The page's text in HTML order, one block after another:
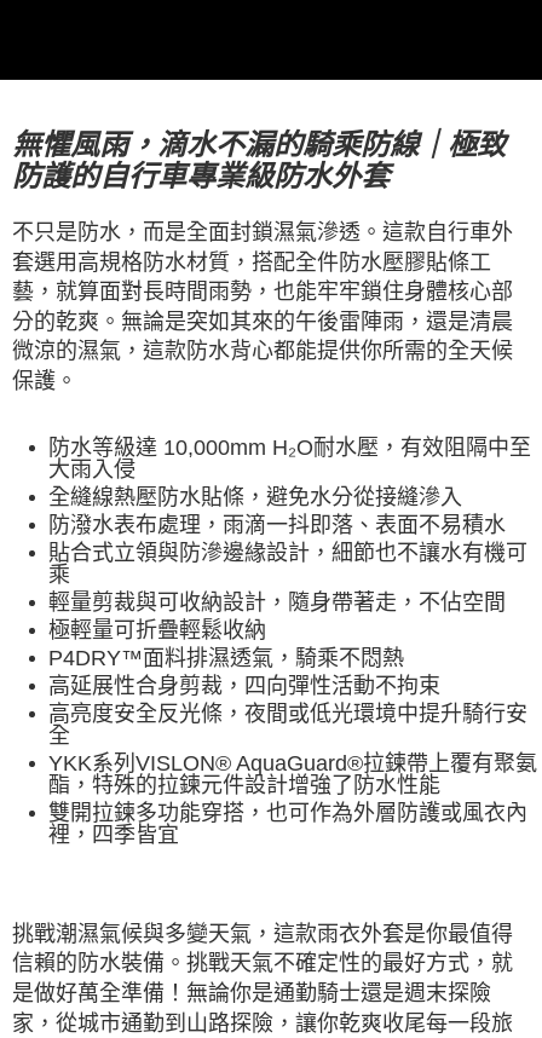
無懼風雨，滴水不漏的騎乘防線｜極致
防護的自行車專業級防水外套
不只是防水，而是全面封鎖濕氣滲透。這款自行車外
套選用高規格防水材質，搭配全件防水壓膠貼條工
藝，就算面對長時間雨勢，也能牢牢鎖住身體核心部
分的乾爽。 無論是突如其來的午後雷陣雨，還是清晨
微涼的濕氣，這款防水背心都能提供你所需的全天候
保護。
防水等級達 10,000mm H₂O耐水壓，有效阻隔中至
大雨入侵
全縫線熱壓防水貼條，避免水分從接縫滲入
防潑水表布處理，雨滴一抖即落、表面不易積水
貼合式立領與防滲邊緣設計，細節也不讓水有機可
乘
輕量剪裁與可收納設計，隨身帶著走，不佔空間
極輕量可折疊輕鬆收納
P4DRY™面料排濕透氣，騎乘不悶熱
高延展性合身剪裁，四向彈性活動不拘束
高亮度安全反光條，夜間或低光環境中提升騎行安
全
YKK系列VISLON® AquaGuard®拉鍊帶上覆有聚氨
酯，特殊的拉鍊元件設計增強了防水性能
雙開拉鍊多功能穿搭，也可作為外層防護或風衣內
裡，四季皆宜
挑戰潮濕氣候與多變天氣，這款雨衣外套是你最值得
信賴的防水裝備。 挑戰天氣不確定性的最好方式，就
是做好萬全準備！ 無論你是通勤騎士還是週末探險
家， 從城市通勤到山路探險，讓你乾爽收尾每一段旅